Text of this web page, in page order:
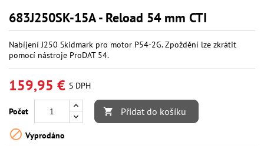
683J250SK-15A - Reload 54 mm CTI
Nabíjení J250 Skidmark pro motor P54-2G. Zpoždění lze zkrátit
pomocí nástroje ProDAT 54.
159,95 € S DPH
Počet  Přidat do košíku
 Vyprodáno